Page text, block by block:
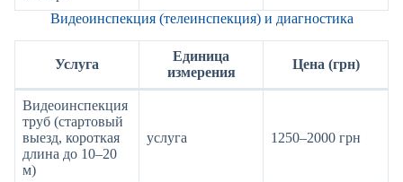
Видеоинспекция (телеинспекция) и диагностика
Услуга
Единица
измерения
Цена (грн)
Видеоинспекция
труб (стартовый
выезд, короткая
длина до 10–20
м)
услуга 1250–2000 грн